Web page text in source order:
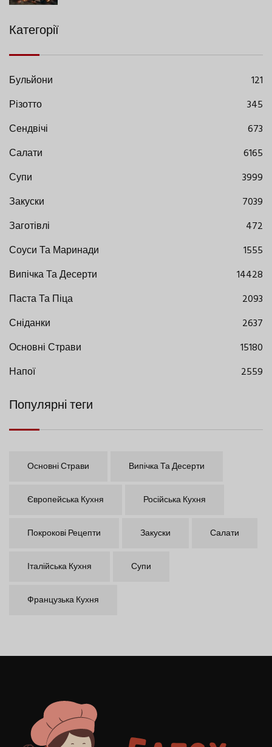
Категорії
Бульйони
121
Різотто
345
Сендвічі
673
Салати
6165
Супи
3999
Закуски
7039
Заготівлі
472
Соуси Та Маринади
1555
Випічка Та Десерти
14428
Паста Та Піца
2093
Сніданки
2637
Основні Страви
15180
Напої
2559
Популярні теги
Основні Страви Випічка Та Десерти
Європейська Кухня Російська Кухня
Покрокові Рецепти Закуски Салати
Італійська Кухня Супи
Французька Кухня